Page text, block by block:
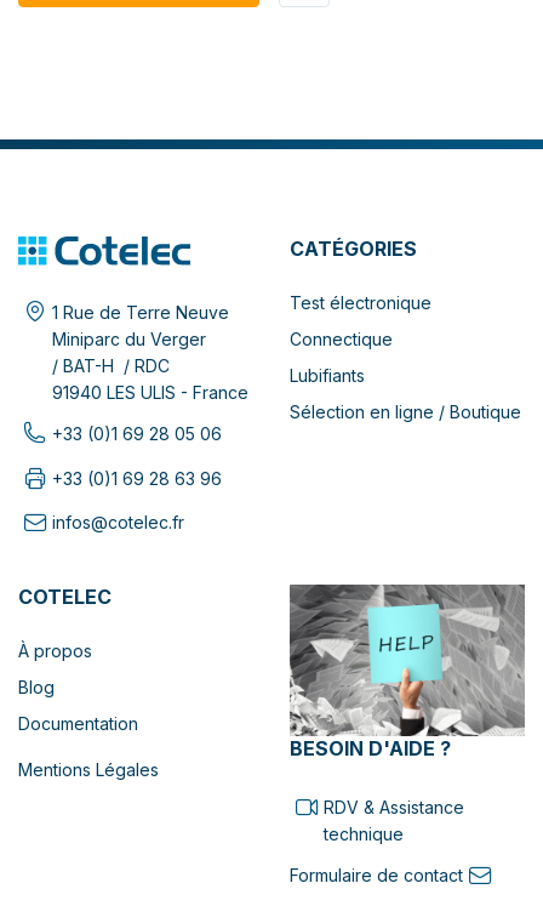
1 Rue de Terre Neuve
Miniparc du Verger
/ BAT-H / RDC
91940 LES ULIS - France
+33 (0)1 69 28 05 06
+33 (0)1 69 28 63 96
infos@cotelec.fr
CATÉGORIES
Test électronique
Connectique
Lubifiants
Sélection en ligne / Boutique
COTELEC
À propos
Blog
Documentation
Mentions Légales
BESOIN D'AIDE ?
RDV & Assistance
technique
Formulaire de contact